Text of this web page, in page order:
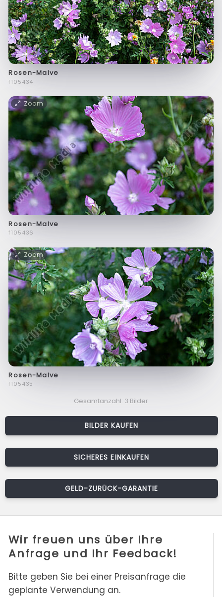
Rosen-Malve
f105434
Zoom
Rosen-Malve
f105436
Zoom
Rosen-Malve
f105435
Gesamtanzahl: 3 Bilder
BILDER KAUFEN
SICHERES EINKAUFEN
GELD-ZURÜCK-GARANTIE
Wir freuen uns über Ihre
Anfrage und Ihr Feedback!
Bitte geben Sie bei einer Preisanfrage die
geplante Verwendung an.